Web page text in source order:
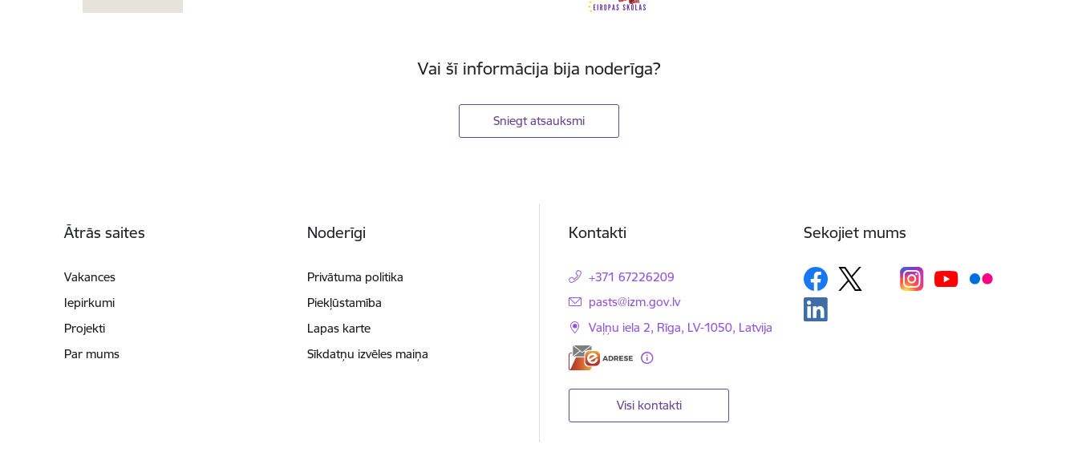
Vai šī informācija bija noderīga?
Sniegt atsauksmi
Ātrās saites
Vakances
Iepirkumi
Projekti
Par mums
Noderīgi
Privātuma politika
Piekļūstamība
Lapas karte
Sīkdatņu izvēles maiņa
Kontakti
+371 67226209
E-pasts:
pasts@izm.gov.lv
Vaļņu iela 2, Rīga, LV-1050, Latvija
Visi kontakti
Sekojiet mums